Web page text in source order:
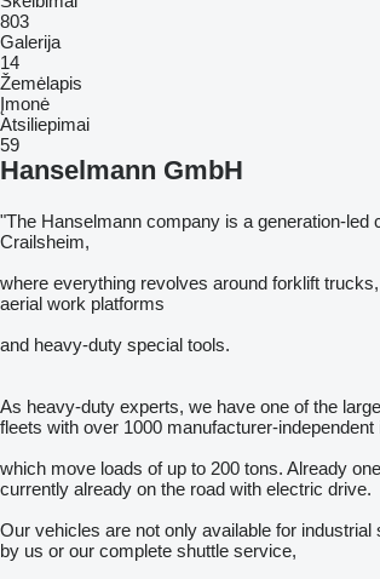
803
Galerija
14
Žemėlapis
Įmonė
Atsiliepimai
59
Hanselmann GmbH
"The Hanselmann company is a generation-led
Crailsheim,
where everything revolves around forklift
aerial work platforms
and heavy-duty special tools.
As heavy-duty experts, we have one of the
fleets with over 1000 manufacturer-
which move loads of up to 200 tons. Already
currently already on the road with electric drive.
Our vehicles are not only available for
by us or our complete shuttle service,